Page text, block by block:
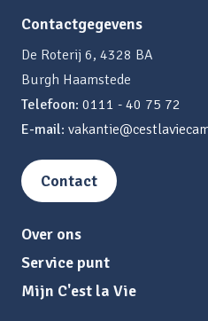
Contactgegevens
De Roterij 6, 4328 BA
Burgh Haamstede
Telefoon: 0111 - 40 75 72
E-mail:
Contact
Over ons
Service punt
Mijn C'est la Vie